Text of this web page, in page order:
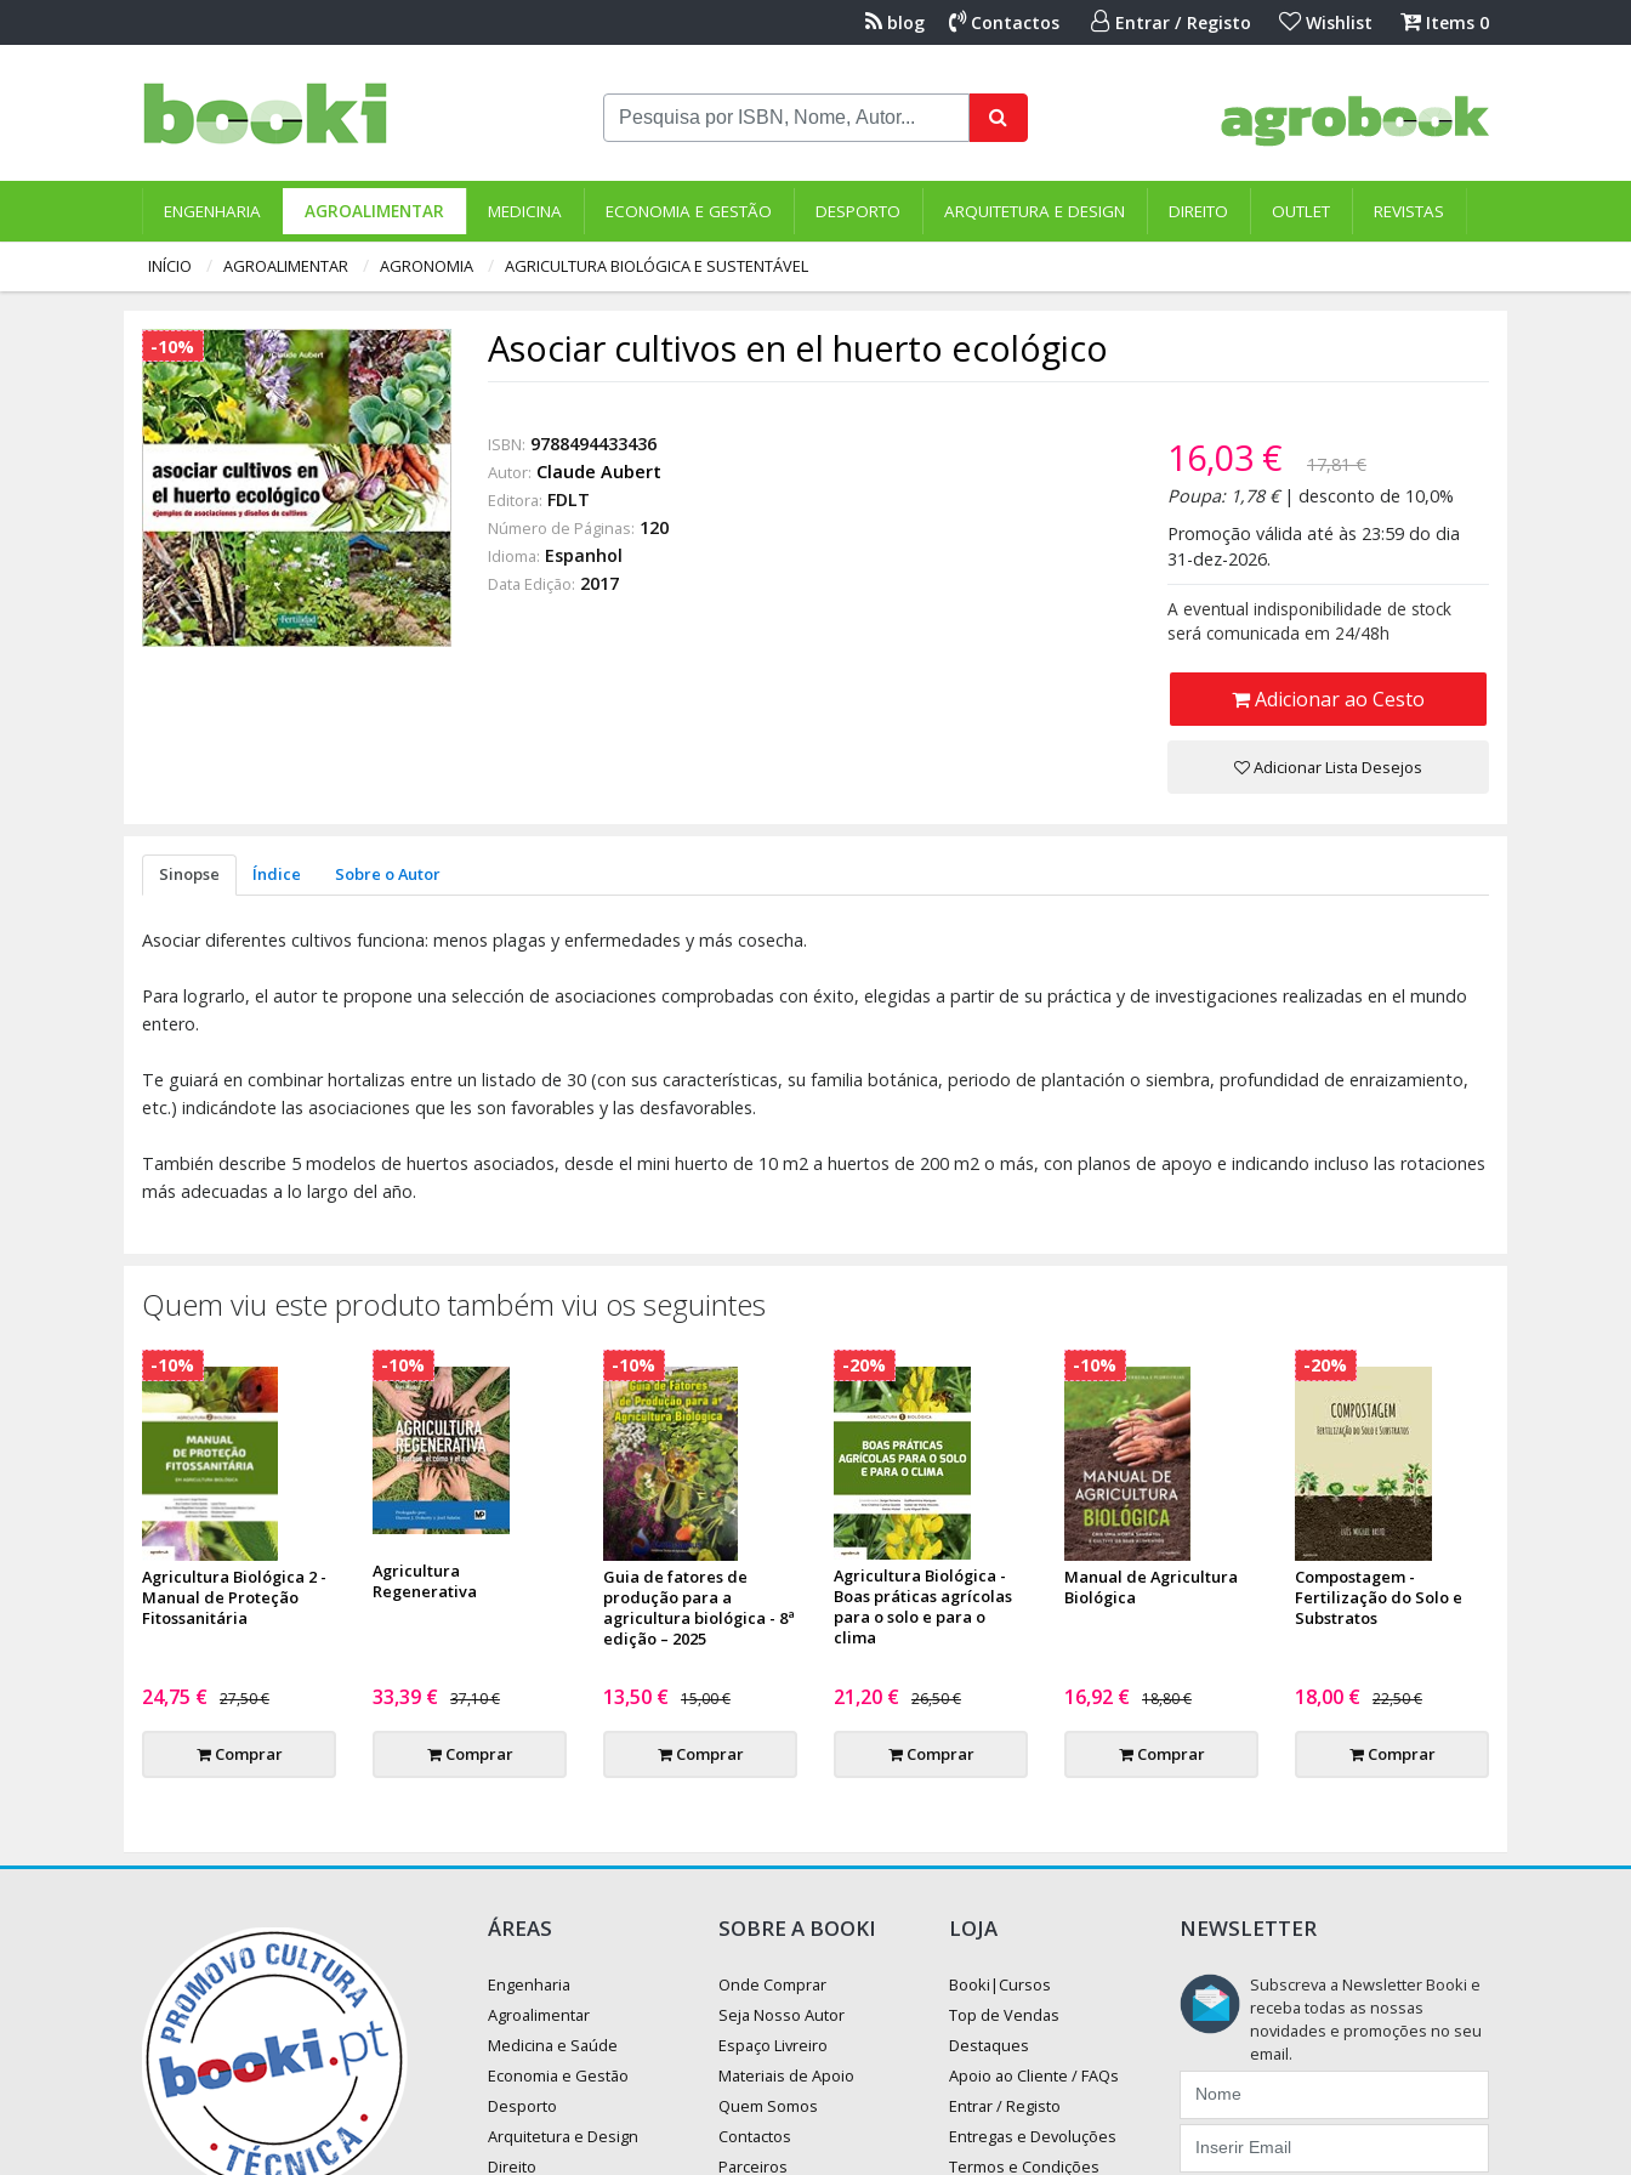
blog Contactos Entrar / Registo Wishlist Items 0
ENGENHARIA AGROALIMENTAR MEDICINA ECONOMIA E GESTÃO DESPORTO ARQUITETURA E DESIGN DIREITO OUTLET REVISTAS
INÍCIO AGROALIMENTAR AGRONOMIA AGRICULTURA BIOLÓGICA E SUSTENTÁVEL
-10% Asociar cultivos en el huerto ecológico
ISBN: 9788494433436
Autor: Claude Aubert
Editora: FDLT
Número de Páginas: 120
Idioma: Espanhol
Data Edição: 2017
16,03 €
17,81 €
Poupa: 1,78 €| desconto de 10,0%
Promoção válida até às 23:59 do dia
31-dez-2026.
A eventual indisponibilidade de stock
será comunicada em 24/48h
Adicionar ao Cesto
Adicionar Lista Desejos
Sinopse Índice Sobre o Autor
Asociar diferentes cultivos funciona: menos plagas y enfermedades y más cosecha.
Para lograrlo, el autor te propone una selección de asociaciones comprobadas con éxito, elegidas a partir de su práctica y de investigaciones realizadas en el mundo
entero.
Te guiará en combinar hortalizas entre un listado de 30 (con sus características, su familia botánica, periodo de plantación o siembra, profundidad de enraizamiento,
etc.) indicándote las asociaciones que les son favorables y las desfavorables.
También describe 5 modelos de huertos asociados, desde el mini huerto de 10 m2 a huertos de 200 m2 o más, con planos de apoyo e indicando incluso las rotaciones
más adecuadas a lo largo del año.
Quem viu este produto também viu os seguintes
Agricultura Biológica 2 -
Manual de Proteção
Fitossanitária
24,75 € 27,50 €
Comprar
-10%
Agricultura
Regenerativa
33,39 € 37,10 €
Comprar
-10%
Guia de fatores de
produção para a
agricultura biológica - 8ª
edição – 2025
13,50 € 15,00 €
Comprar
-10%
Agricultura Biológica -
Boas práticas agrícolas
para o solo e para o
clima
21,20 € 26,50 €
Comprar
-20%
Manual de Agricultura
Biológica
16,92 € 18,80 €
Comprar
-10%
Compostagem -
Fertilização do Solo e
Substratos
18,00 € 22,50 €
Comprar
-20%
ÁREAS
Engenharia
Agroalimentar
Medicina e Saúde
Economia e Gestão
Desporto
Arquitetura e Design
Direito
SOBRE A BOOKI
Onde Comprar
Seja Nosso Autor
Espaço Livreiro
Materiais de Apoio
Quem Somos
Contactos
Parceiros
LOJA
Booki|Cursos
Top de Vendas
Destaques
Apoio ao Cliente / FAQs
Entrar / Registo
Entregas e Devoluções
Termos e Condições
NEWSLETTER
Subscreva a Newsletter Booki e
receba todas as nossas
novidades e promoções no seu
email.